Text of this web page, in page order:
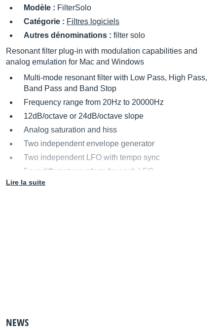
Modèle : FilterSolo
Catégorie : Filtres logiciels
Autres dénominations : filter solo
Resonant filter plug-in with modulation capabilities and
analog emulation for Mac and Windows
Multi-mode resonant filter with Low Pass, High Pass,
Band Pass and Band Stop
Frequency range from 20Hz to 20000Hz
12dB/octave or 24dB/octave slope
Analog saturation and hiss
Two independent envelope generator
Two independent LFO with tempo sync
Four different waveform for each LFO
Envelope and LFO modulation (positive and negative)
Lire la suite
NEWS